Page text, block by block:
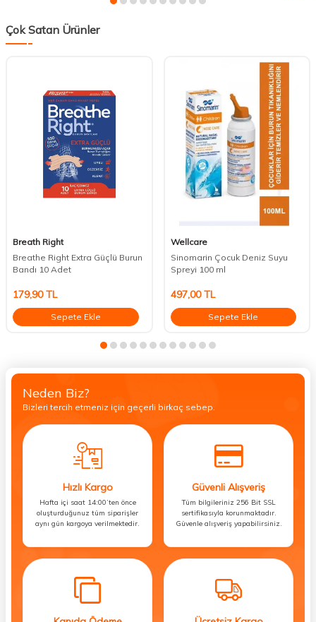
Çok Satan Ürünler
Breath Right
Breathe Right Extra Güçlü Burun
Bandı 10 Adet
179,90TL
Sepete Ekle
Wellcare
Sinomarin Çocuk Deniz Suyu
Spreyi 100 ml
497,00TL
Sepete Ekle
Neden Biz?
Bizleri tercih etmeniz için geçerli birkaç sebep.
Hızlı Kargo
Hafta içi saat 14:00’ten önce
oluşturduğunuz tüm siparişler
aynı gün kargoya verilmektedir.
Güvenli Alışveriş
Tüm bilgileriniz 256 Bit SSL
sertifikasıyla korunmaktadır.
Güvenle alışveriş yapabilirsiniz.